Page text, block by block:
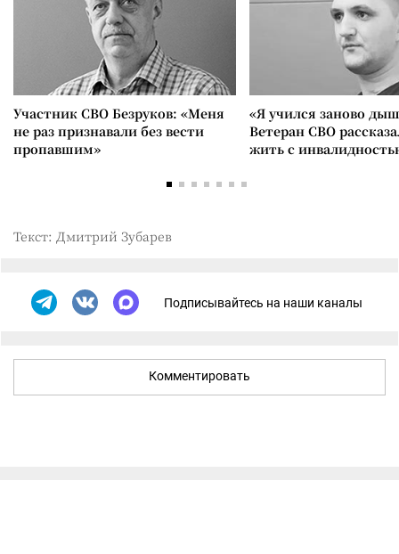
Участник СВО Безруков: «Меня
не раз признавали без вести
пропавшим»
«Я учился заново
Ветеран СВО
жить с
Текст: Дмитрий Зубарев
Подписывайтесь на наши каналы
Комментировать